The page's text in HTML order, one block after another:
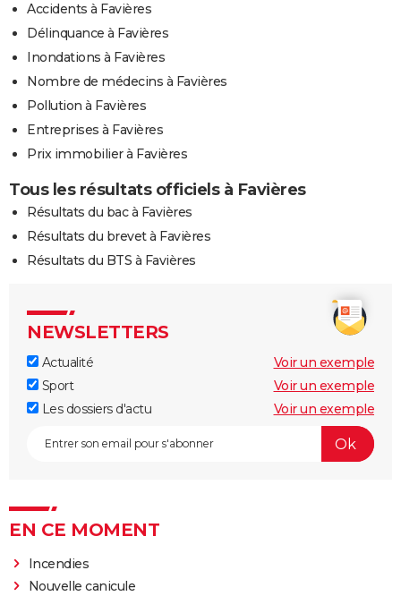
Accidents à Favières
Délinquance à Favières
Inondations à Favières
Nombre de médecins à Favières
Pollution à Favières
Entreprises à Favières
Prix immobilier à Favières
Tous les résultats officiels à Favières
Résultats du bac à Favières
Résultats du brevet à Favières
Résultats du BTS à Favières
NEWSLETTERS
Actualité
Voir un exemple
Sport
Voir un exemple
Les dossiers d'actu
Voir un exemple
EN CE MOMENT
Incendies
Nouvelle canicule